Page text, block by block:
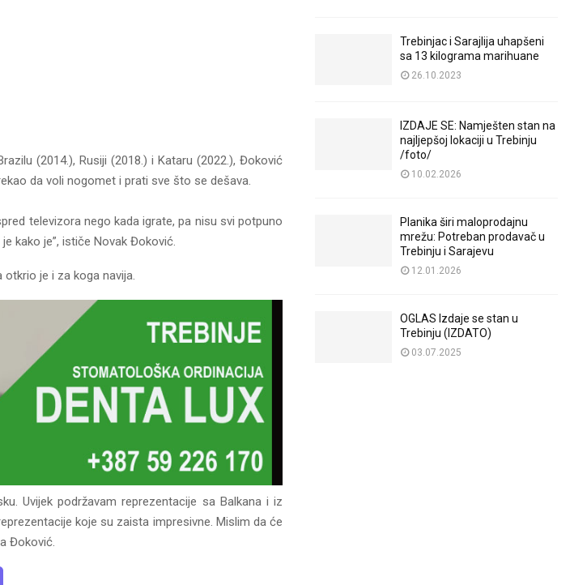
(2014.), Rusiji (2018.) i Kataru (2022.), Đoković
da voli nogomet i prati sve što se dešava.
televizora nego kada igrate, pa nisu svi potpuno
kako je”, ističe Novak Đoković.
je i za koga navija.
Uvijek podržavam reprezentacije sa Balkana i iz
koje su zaista impresivne. Mislim da će
Đoković.
Trebinjac i Sarajlija uhapšeni
sa 13 kilograma marihuane
26.10.2023
IZDAJE SE: Namješten stan na
najljepšoj lokaciji u Trebinju
/foto/
10.02.2026
Planika širi maloprodajnu
mrežu: Potreban prodavač u
Trebinju i Sarajevu
12.01.2026
OGLAS Izdaje se stan u
Trebinju (IZDATO)
03.07.2025